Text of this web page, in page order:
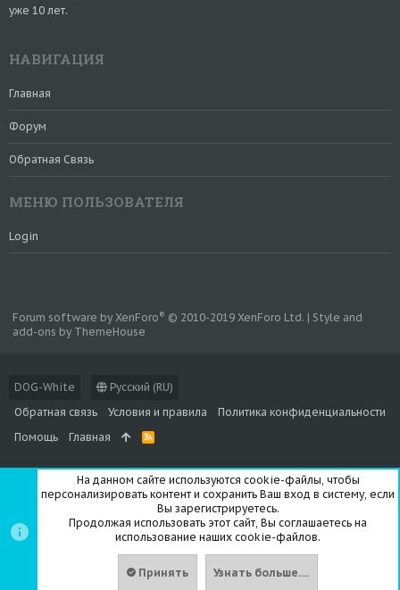
уже 10 лет.
НАВИГАЦИЯ
Главная
Форум
Обратная Связь
МЕНЮ ПОЛЬЗОВАТЕЛЯ
Login
DOG-White
Русский (RU)
Обратная связь
Условия и правила
Политика конфиденциальности
Помощь
Главная
R
S
Forum software by XenForo® © 2010-2019 XenForo Ltd. | Style and
add-ons by ThemeHouse
На данном сайте используются cookie-файлы, чтобы
персонализировать контент и сохранить Ваш вход в систему, если
Вы зарегистрируетесь.
Продолжая использовать этот сайт, Вы соглашаетесь на
использование наших cookie-файлов.
Принять Узнать больше....